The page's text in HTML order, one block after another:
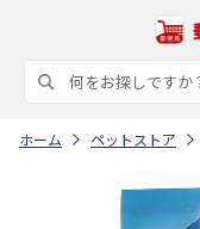
ホーム ペットストア